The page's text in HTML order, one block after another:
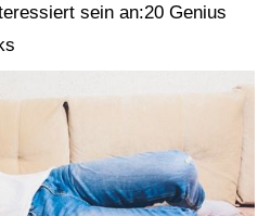
sein an:20 Genius